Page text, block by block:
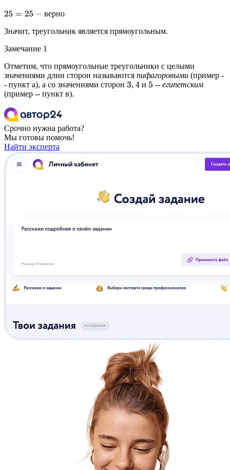
верно
25= 25−верно
Значит, треугольник является прямоугольным.
Замечание 1
Отметим, что прямоугольные треугольники с целыми
значениями длин сторон называются пифагоровыми (пример -
- пункт а), а со значениями сторон 3, 4 и 5 -- египетским
(пример -- пункт в).
Срочно нужна работа?
Мы готовы помочь!
Найти эксперта